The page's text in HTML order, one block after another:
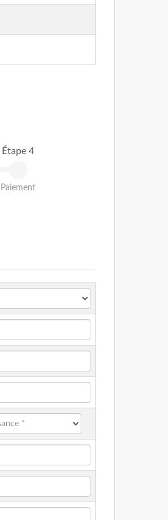
Étape 4
Paiement